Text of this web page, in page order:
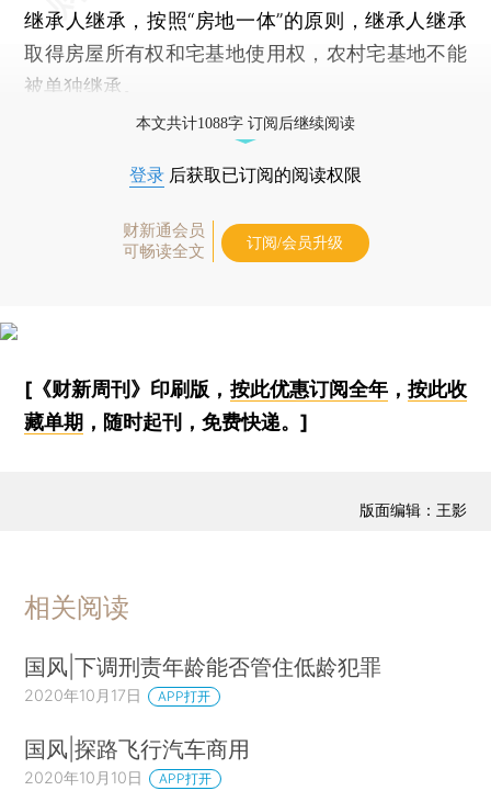
继承人继承，按照“房地一体”的原则，继承人继承
取得房屋所有权和宅基地使用权，农村宅基地不能
被单独继承。
本文共计1088字 订阅后继续阅读
登录 后获取已订阅的阅读权限
财新通会员
可畅读全文
订阅/会员升级
[《财新周刊》印刷版， 按此优惠订阅全年， 按此收
藏单期 ，随时起刊，免费快递。]
版面编辑：王影
相关阅读
国风|下调刑责年龄能否管住低龄犯罪
2020年10月17日 APP打开
国风|探路飞行汽车商用
2020年10月10日 APP打开